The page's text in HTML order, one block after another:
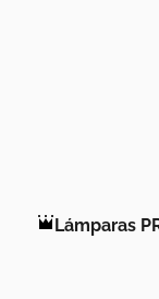
Lámparas